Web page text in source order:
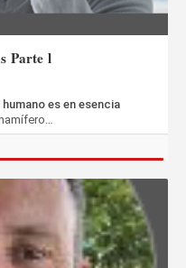
Parte l
es en esencia